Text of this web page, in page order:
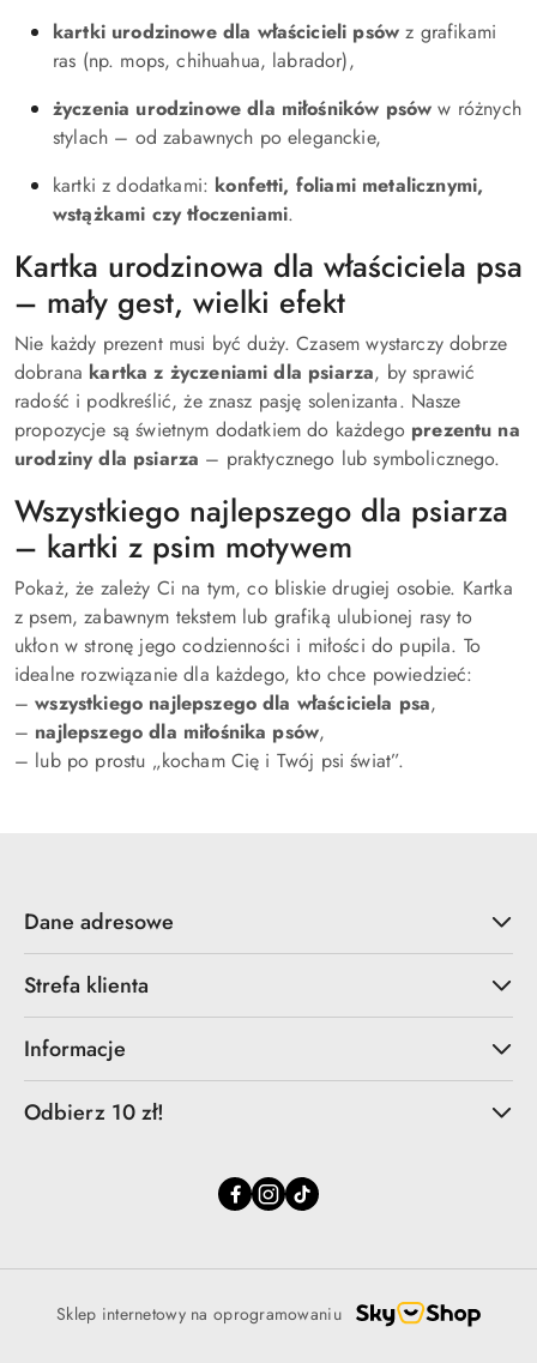
kartki urodzinowe dla właścicieli psów z grafikami
ras (np. mops, chihuahua, labrador),
życzenia urodzinowe dla miłośników psów w różnych
stylach – od zabawnych po eleganckie,
kartki z dodatkami: konfetti, foliami metalicznymi,
wstążkami czy tłoczeniami.
Kartka urodzinowa dla właściciela psa
– mały gest, wielki efekt
Nie każdy prezent musi być duży. Czasem wystarczy dobrze
dobrana kartka z życzeniami dla psiarza, by sprawić
radość i podkreślić, że znasz pasję solenizanta. Nasze
propozycje są świetnym dodatkiem do każdego prezentu na
urodziny dla psiarza – praktycznego lub symbolicznego.
Wszystkiego najlepszego dla psiarza
– kartki z psim motywem
Pokaż, że zależy Ci na tym, co bliskie drugiej osobie. Kartka
z psem, zabawnym tekstem lub grafiką ulubionej rasy to
ukłon w stronę jego codzienności i miłości do pupila. To
idealne rozwiązanie dla każdego, kto chce powiedzieć:
–wszystkiego najlepszego dla właściciela psa,
– najlepszego dla miłośnika psów,
– lub po prostu „kocham Cię i Twój psi świat”.
Dane adresowe
Strefa klienta
Informacje
Odbierz 10 zł!
Sklep internetowy na oprogramowaniu